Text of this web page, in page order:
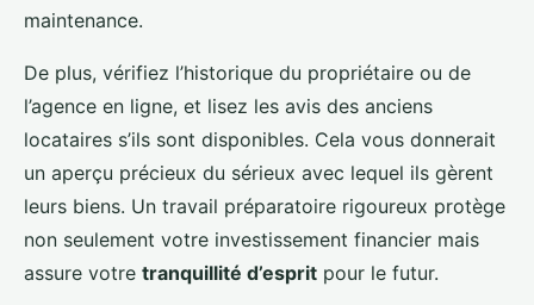
maintenance.
De plus, vérifiez l’historique du propriétaire ou de
l’agence en ligne, et lisez les avis des anciens
locataires s’ils sont disponibles. Cela vous donnerait
un aperçu précieux du sérieux avec lequel ils gèrent
leurs biens. Un travail préparatoire rigoureux protège
non seulement votre investissement financier mais
assure votre tranquillité d’esprit pour le futur.